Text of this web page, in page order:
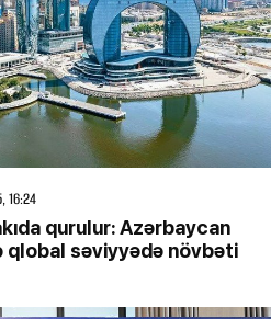
16:24
qurulur: Azərbaycan
qlobal səviyyədə növbəti